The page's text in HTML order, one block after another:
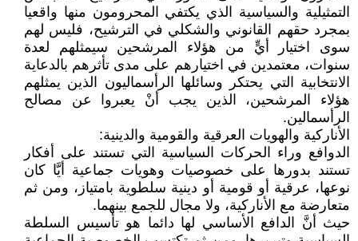
التمثيلية والسياسية الذي يكتفي المحرومون منها واقعيا
بمجرد حقهم القانوني والشكلي في الترشيح، فليس لهم
سوى اختيار أيٍّ من هؤلاء المرشحين سيمثلهم لعدة
سنوات، معتمدين في اختيارهم على مدى تأثرهم بالدعاية
الانتخابية التي يحتكر وسائلها الرأسماليون الذين يمثلهم
هؤلاء المرشحين، الذين يجب أنْ يعبروا عن مصالح
الرأسمالين.
الأناركية والهويات العرقية والقومية والدينية:
الدوافع وراء الحركات السياسية التي تستند على أفكار
تستند بدورها على خصوصيات وهويات جماعية أيَّا كان
نوعها، عرقية أو قومية أو دينية سلطوية بامتياز، ومن ثم
متعارضة مع الأناركية، ولا مجال للجمع بينهما.
حيث أنَّ الدافع الأساسي لها دائما هو تأسيس السلطة